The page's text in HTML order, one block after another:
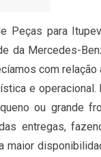
Peças para
da Mercedes-
com
e operacional.
ou grande
entregas,
maior